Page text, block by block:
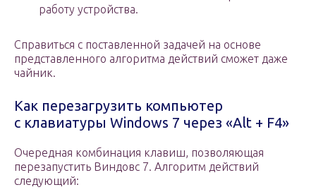
работу устройства.
Справиться с поставленной задачей на основе
представленного алгоритма действий сможет даже
чайник.
Как перезагрузить компьютер
с клавиатуры Windows 7 через «Alt + F4»
Очередная комбинация клавиш, позволяющая
перезапустить Виндовс 7. Алгоритм действий
следующий: